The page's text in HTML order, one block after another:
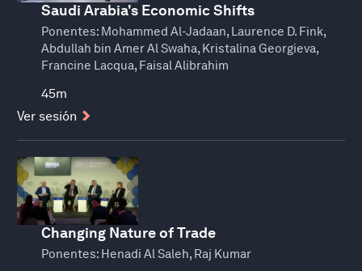
Saudi Arabia's Economic Shifts
Ponentes: Mohammed Al-Jadaan, Laurence D. Fink,
Abdullah bin Amer Al Swaha, Kristalina Georgieva,
Francine Lacqua, Faisal Alibrahim
45m
Ver sesión
Changing Nature of Trade
Ponentes: Henadi Al Saleh, Raj Kumar